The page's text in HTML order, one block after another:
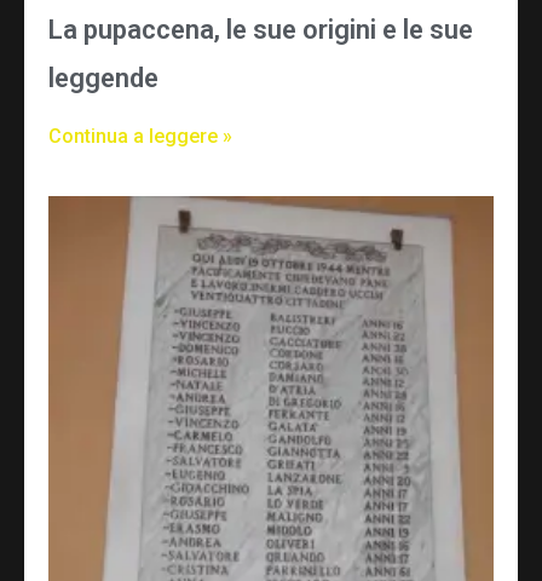
La pupaccena, le sue origini e le sue
leggende
Continua a leggere »